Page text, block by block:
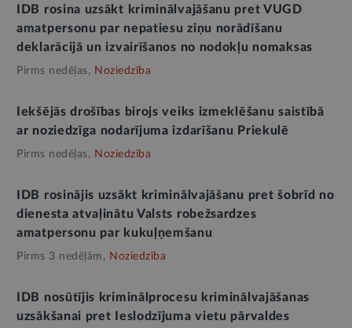
IDB rosina uzsākt kriminālvajāšanu pret VUGD
amatpersonu par nepatiesu ziņu norādīšanu
deklarācijā un izvairīšanos no nodokļu nomaksas
Pirms nedēļas, Noziedzība
Iekšējās drošības birojs veiks izmeklēšanu saistībā
ar noziedzīga nodarījuma izdarīšanu Priekulē
Pirms nedēļas, Noziedzība
IDB rosinājis uzsākt kriminālvajāšanu pret šobrīd no
dienesta atvaļinātu Valsts robežsardzes
amatpersonu par kukuļņemšanu
Pirms 3 nedēļām, Noziedzība
IDB nosūtījis kriminālprocesu kriminālvajāšanas
uzsākšanai pret Ieslodzījuma vietu pārvaldes